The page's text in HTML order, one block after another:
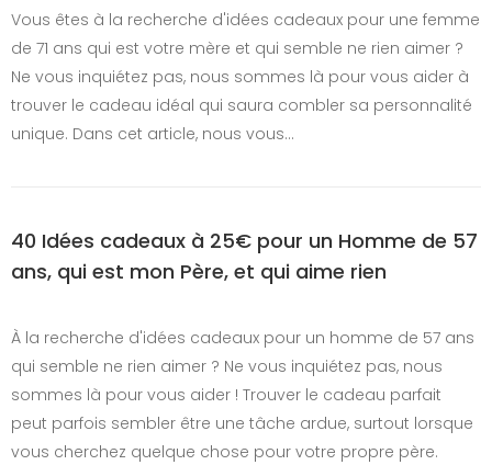
Vous êtes à la recherche d'idées cadeaux pour une femme
de 71 ans qui est votre mère et qui semble ne rien aimer ?
Ne vous inquiétez pas, nous sommes là pour vous aider à
trouver le cadeau idéal qui saura combler sa personnalité
unique. Dans cet article, nous vous…
40 Idées cadeaux à 25€ pour un Homme de 57
ans, qui est mon Père, et qui aime rien
À la recherche d'idées cadeaux pour un homme de 57 ans
qui semble ne rien aimer ? Ne vous inquiétez pas, nous
sommes là pour vous aider ! Trouver le cadeau parfait
peut parfois sembler être une tâche ardue, surtout lorsque
vous cherchez quelque chose pour votre propre père.